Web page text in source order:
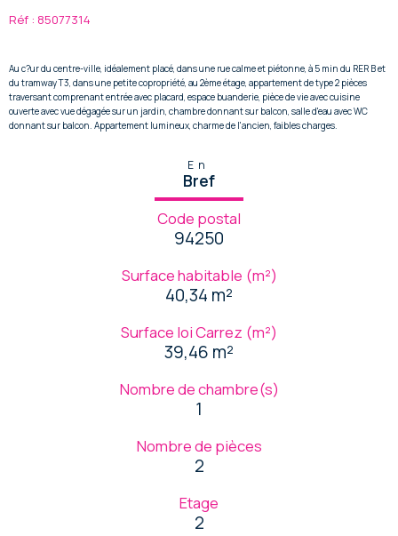
Réf : 85077314
Au c?ur du centre-ville, idéalement placé, dans une rue calme et piétonne, à 5 min du RER B et
du tramway T3, dans une petite copropriété, au 2ème étage, appartement de type 2 pièces
traversant comprenant entrée avec placard, espace buanderie, pièce de vie avec cuisine
ouverte avec vue dégagée sur un jardin, chambre donnant sur balcon, salle d'eau avec WC
donnant sur balcon. Appartement lumineux, charme de l'ancien, faibles charges.
En
Bref
Code postal
94250
Surface habitable (m²)
40,34 m²
Surface loi Carrez (m²)
39,46 m²
Nombre de chambre(s)
1
Nombre de pièces
2
Etage
2